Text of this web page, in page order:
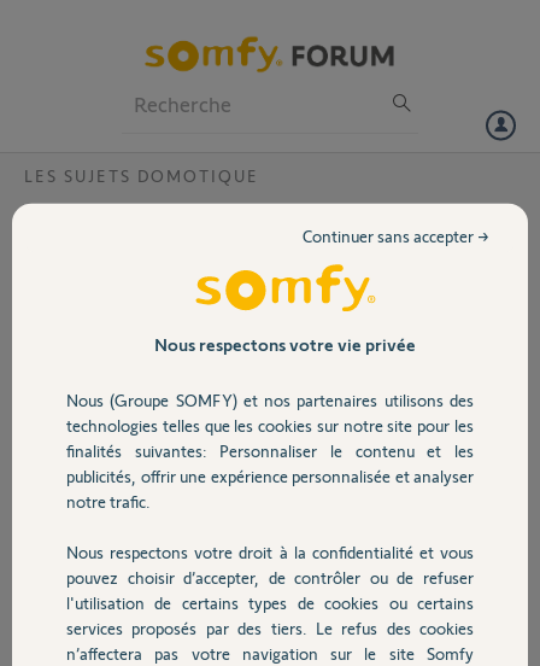
Volet
Sécurité
Domotique
Chauffage
Autres produits
LES SUJETS DOMOTIQUE
Tahoma V2 déjà connecté
J’ai acheté une maison mais la tahoma v2 est déjà connecté à l’ancien
Voici le pin de la Tahoma 1215 7015 7651
Merci d’avance!
Nicolas A.
il y a plus d'un an
Participer au fil de discussion
Réponses
Nous respectons votre vie privée
Nous (Groupe SOMFY) et nos partenaires utilisons des
technologies telles que les cookies sur notre site pour les
finalités suivantes: Personnaliser le contenu et les
publicités, offrir une expérience personnalisée et analyser
notre trafic.
Nous respectons votre droit à la confidentialité et vous
pouvez choisir d’accepter, de contrôler ou de refuser
l'utilisation de certains types de cookies ou certains
services proposés par des tiers. Le refus des cookies
n’affectera pas votre navigation sur le site Somfy
Continuer sans accepter →